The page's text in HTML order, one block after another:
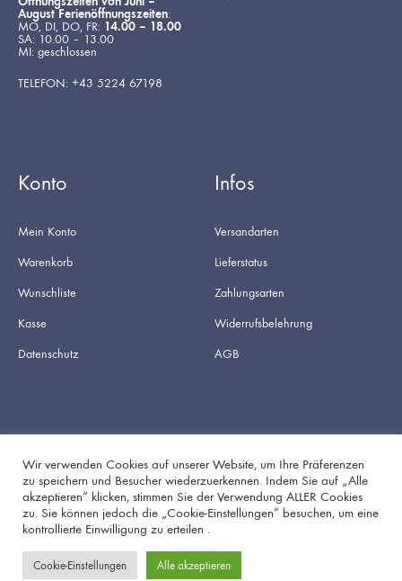
August Ferienöffnungszeiten:
MO, DI, DO, FR: 14.00 – 18.00
SA: 10.00 – 13.00
MI: geschlossen
TELEFON: +43 5224 67198
Konto
Mein Konto
Warenkorb
Wunschliste
Kasse
Datenschutz
Infos
Versandarten
Lieferstatus
Zahlungsarten
Widerrufsbelehrung
AGB
FacebookInstagram
Wir verwenden Cookies auf unserer Website, um Ihre Präferenzen
zu speichern und Besucher wiederzuerkennen. Indem Sie auf „Alle
akzeptieren“ klicken, stimmen Sie der Verwendung ALLER Cookies
zu. Sie können jedoch die „Cookie-Einstellungen“ besuchen, um eine
kontrollierte Einwilligung zu erteilen .
Cookie-Einstellungen Alle akzeptieren